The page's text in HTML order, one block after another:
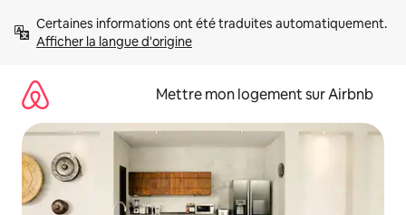
directement
Afficher la langue d'origine
Mettre mon logement sur Airbnb